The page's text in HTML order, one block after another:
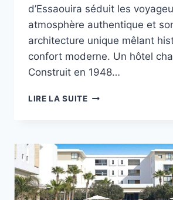
d’Essaouira séduit les
atmosphère authentique et
architecture unique mêlant
confort moderne. Un hôtel
Construit en 1948…
LIRE LA SUITEHÔTEL
CONFORT
À
DEUX
PAS
DE